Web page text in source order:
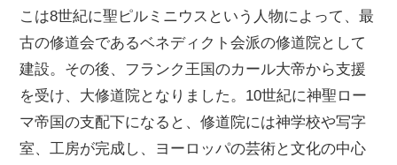
こは8世紀に聖ピルミニウスという人物によって、最
古の修道会であるベネディクト会派の修道院として
建設。その後、フランク王国のカール大帝から支援
を受け、大修道院となりました。10世紀に神聖ロー
マ帝国の支配下になると、修道院には神学校や写字
室、工房が完成し、ヨーロッパの芸術と文化の中心